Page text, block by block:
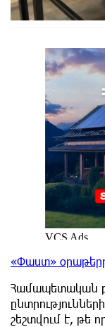
«Փաստ»
Համապետական
շեշտվում է, թե